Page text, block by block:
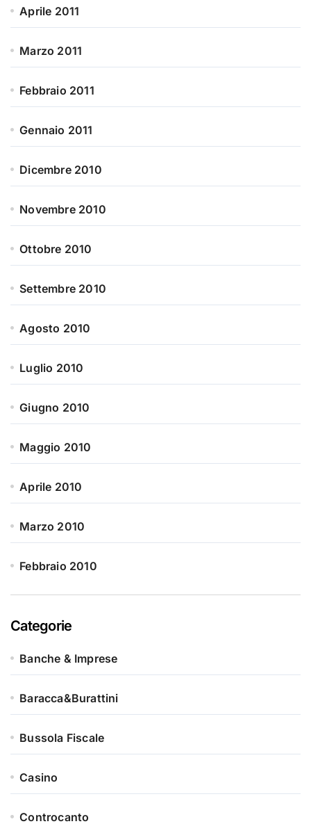
Aprile 2011
Marzo 2011
Febbraio 2011
Gennaio 2011
Dicembre 2010
Novembre 2010
Ottobre 2010
Settembre 2010
Agosto 2010
Luglio 2010
Giugno 2010
Maggio 2010
Aprile 2010
Marzo 2010
Febbraio 2010
Categorie
Banche & Imprese
Baracca&Burattini
Bussola Fiscale
Casino
Controcanto